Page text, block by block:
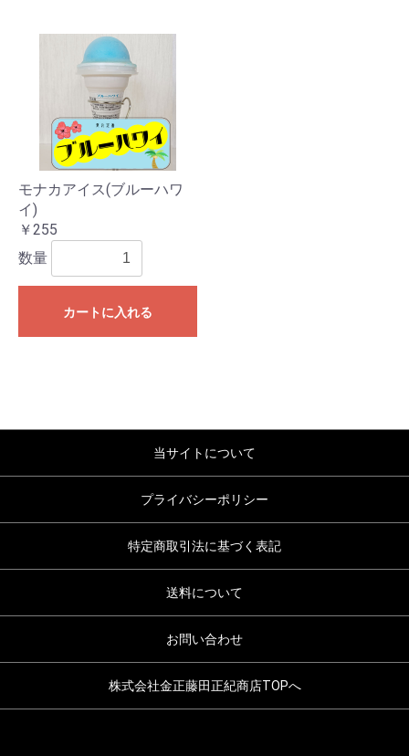
モナカアイス(ブルーハワ
イ)
￥255
数量
カートに入れる
当サイトについて
プライバシーポリシー
特定商取引法に基づく表記
送料について
お問い合わせ
株式会社金正藤田正紀商店TOPへ